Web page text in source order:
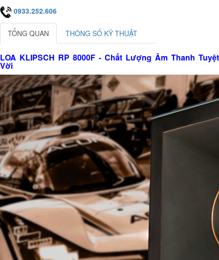
0933.252.606
TỔNG QUAN THÔNG SỐ KỸ THUẬT
LOA KLIPSCH RP 8000F - Chất Lượng Âm Thanh Tuyệt
Vời